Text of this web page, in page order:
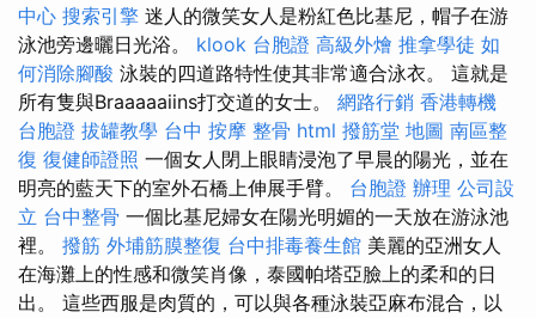
中心 搜索引擎 迷人的微笑女人是粉紅色比基尼，帽子在游
泳池旁邊曬日光浴。 klook 台胞證 高級外燴 推拿學徒 如
何消除腳酸 泳裝的四道路特性使其非常適合泳衣。 這就是
所有隻與Braaaaaiins打交道的女士。 網路行銷 香港轉機
台胞證 拔罐教學 台中 按摩 整骨 html 撥筋堂 地圖 南區整
復 復健師證照 一個女人閉上眼睛浸泡了早晨的陽光，並在
明亮的藍天下的室外石橋上伸展手臂。 台胞證 辦理 公司設
立 台中整骨 一個比基尼婦女在陽光明媚的一天放在游泳池
裡。 撥筋 外埔筋膜整復 台中排毒養生館 美麗的亞洲女人
在海灘上的性感和微笑肖像，泰國帕塔亞臉上的柔和的日
出。 這些西服是肉質的，可以與各種泳裝亞麻布混合，以